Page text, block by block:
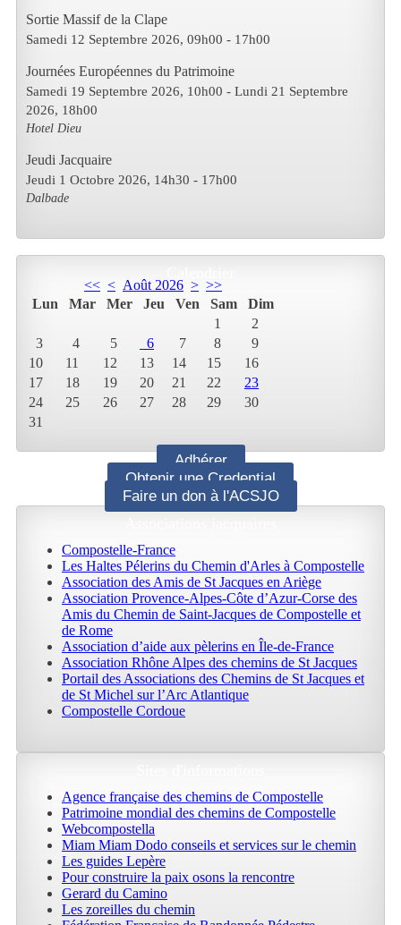
Sortie Massif de la Clape
Samedi 12 Septembre 2026, 09h00 - 17h00
Journées Européennes du Patrimoine
Samedi 19 Septembre 2026, 10h00 - Lundi 21 Septembre
2026, 18h00
Hotel Dieu
Jeudi Jacquaire
Jeudi 1 Octobre 2026, 14h30 - 17h00
Dalbade
<< < Août 2026 > >>
Lun
Mar Mer Jeu Ven Sam
Dim
1
2
3
4 5 6 7 8
9
10
11 12 13 14 15
16
17
18 19 20 21 22
23
24
25 26 27 28 29
30
31
Adhérer
Obtenir une Credential
Faire un don à l'ACSJO
Compostelle-France
Les Haltes Pélerins du Chemin d'Arles à Compostelle
Association des Amis de St Jacques en Ariège
Association Provence-Alpes-Côte d’Azur-Corse des
Amis du Chemin de Saint-Jacques de Compostelle et
de Rome
Association d’aide aux pèlerins en Île-de-France
Association Rhône Alpes des chemins de St Jacques
Portail des Associations des Chemins de St Jacques et
de St Michel sur l’Arc Atlantique
Compostelle Cordoue
Agence française des chemins de Compostelle
Patrimoine mondial des chemins de Compostelle
Webcompostella
Miam Miam Dodo conseils et services sur le chemin
Les guides Lepère
Pour construire la paix osons la rencontre
Gerard du Camino
Les zoreilles du chemin